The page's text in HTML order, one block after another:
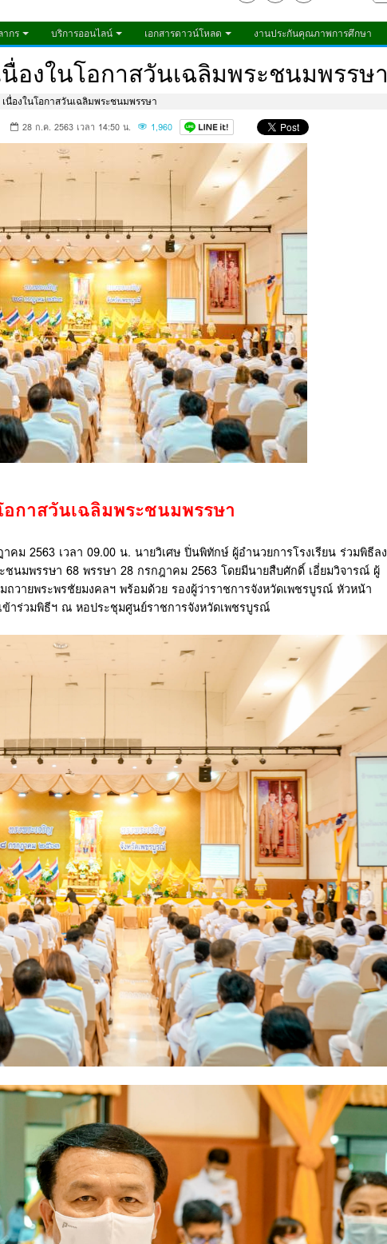
กร บริการออนไลน์ เอกสารดาวน์โหลด งานประกันคุณภาพการศึกษา
องในโอกาสวันเฉลิมพระชนมพรรษา
นื่องในโอกาสวันเฉลิมพระชนมพรรษา
28 ก.ค. 2563 เวลา 14:50 น. 1,960
กาสวันเฉลิมพระชนมพรรษา
ม 2563 เวลา 09.00 น. นายวิเศษ ปิ่นพิทักษ์ ผู้อำนวยการโรงเรียน ร่วมพิธีลง
นมพรรษา 68 พรรษา 28 กรกฎาคม 2563 โดยมีนายสืบศักดิ์ เอี่ยมวิจารณ์ ผู้
วายพระพรชัยมงคลฯ พร้อมด้วย รองผู้ว่าราชการจังหวัดเพชรบูรณ์ หัวหน้า
าร่วมพิธีฯ ณ หอประชุมศูนย์ราชการจังหวัดเพชรบูรณ์